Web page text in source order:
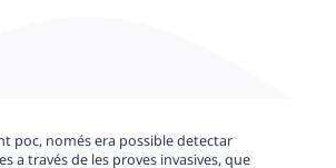
poc, només era possible detectar
a través de les proves invasives, que